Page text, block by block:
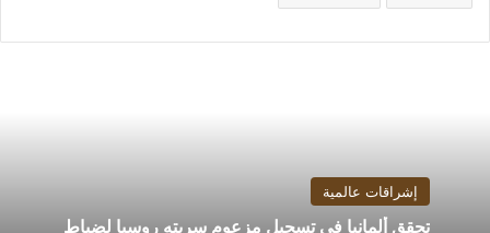
إشراقات عالمية
تحقق ألمانيا في تسجيل مزعوم سربته روسيا لضباط